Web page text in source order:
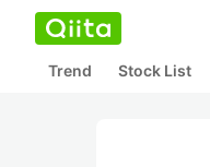
Trend Stock List